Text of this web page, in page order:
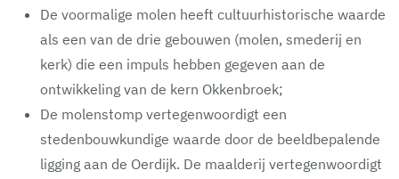
De voormalige molen heeft cultuurhistorische waarde
als een van de drie gebouwen (molen, smederij en
kerk) die een impuls hebben gegeven aan de
ontwikkeling van de kern Okkenbroek;
De molenstomp vertegenwoordigt een
stedenbouwkundige waarde door de beeldbepalende
ligging aan de Oerdijk. De maalderij vertegenwoordigt